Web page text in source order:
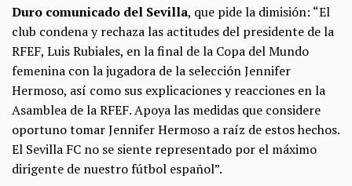
Duro comunicado del Sevilla, que pide la dimisión: “El
club condena y rechaza las actitudes del presidente de la
RFEF, Luis Rubiales, en la final de la Copa del Mundo
femenina con la jugadora de la selección Jennifer
Hermoso, así como sus explicaciones y reacciones en la
Asamblea de la RFEF. Apoya las medidas que considere
oportuno tomar Jennifer Hermoso a raíz de estos hechos.
El Sevilla FC no se siente representado por el máximo
dirigente de nuestro fútbol español”.